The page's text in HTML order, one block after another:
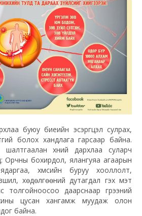
буюу биеийн эсэргүүцэл сулрах,
болох хандлага гарсаар байна.
шалтгаалан хүний дархлаа суларч
Орчны бохирдол, ялангуяа агаарын
хүмүүсийн буруу хооллолт,
хөдөлгөөний дутагдал гэх мэт
толгойноосоо даарснаар гүрээний
цусан хангамж муудаж олон
байна.